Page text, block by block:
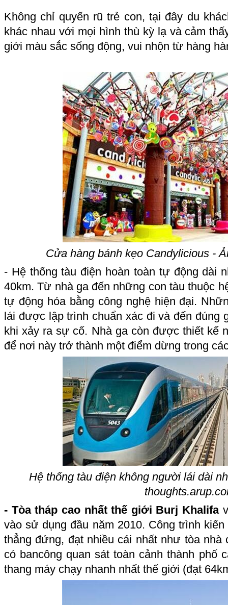
Không chỉ quyến rũ trẻ con, tại đây du
khác nhau với mọi hình thù kỳ lạ và cảm
giới màu sắc sống động, vui nhộn từ hàng
Cửa hàng bánh kẹo Candylicious -
- Hệ thống tàu điện hoàn toàn tự động dài
40km. Từ nhà ga đến những con tàu thuộc
tự động hóa bằng công nghệ hiện đại.
lái được lập trình chuẩn xác đi và đến đúng
khi xảy ra sự cố. Nhà ga còn được thiết kế
để nơi này trở thành một điểm dừng trong
Hệ thống tàu điện không người lái dài
- Tòa tháp cao nhất thế giới Burj Khalifa
vào sử dụng đầu năm 2010. Công trình
thẳng đứng, đạt nhiều cái nhất như tòa nhà
có bancông quan sát toàn cảnh thành phố
thang máy chạy nhanh nhất thế giới (đạt